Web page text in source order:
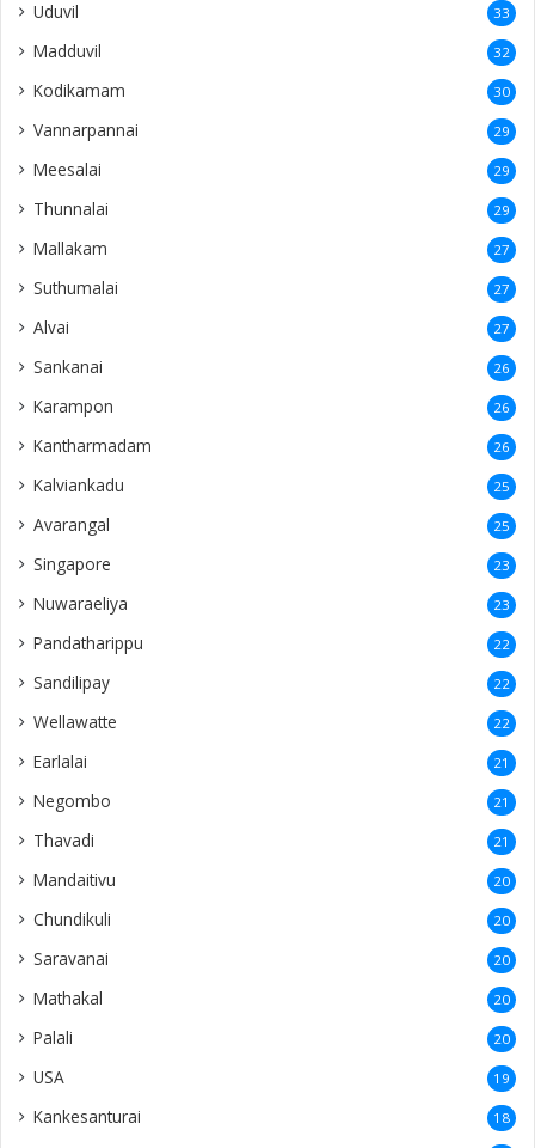
Uduvil 33
Madduvil 32
Kodikamam 30
Vannarpannai 29
Meesalai 29
Thunnalai 29
Mallakam 27
Suthumalai 27
Alvai 27
Sankanai 26
Karampon 26
Kantharmadam 26
Kalviankadu 25
Avarangal 25
Singapore 23
Nuwaraeliya 23
Pandatharippu 22
Sandilipay 22
Wellawatte 22
Earlalai 21
Negombo 21
Thavadi 21
Mandaitivu 20
Chundikuli 20
Saravanai 20
Mathakal 20
Palali 20
USA 19
Kankesanturai 18